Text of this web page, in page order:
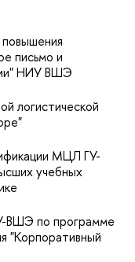
письмо и
НИУ ВШЭ
логистической
МЦЛ ГУ-
учебных
ВШЭ по программе
"Корпоративный